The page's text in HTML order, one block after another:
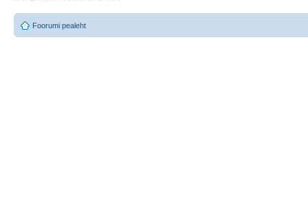
Foorumi pealeht